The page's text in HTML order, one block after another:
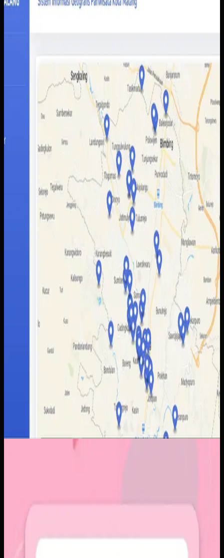
Informasi destinasi wisata tersebar di berbagai sumber
dengan kualitas data yang tidak selalu konsisten.
Akibatnya wisatawan sulit membandingkan pilihan,
sementara pengelola daerah kesulitan menampilkan
potensi wisata secara lebih utuh.
Kami membangun peta interaktif berbasis web dengan
data lokasi, kategori destinasi, dan detail tempat yang
lebih mudah dibaca pengguna. Admin juga mendapatkan
alur pengelolaan data yang lebih rapi untuk memperbarui
informasi wisata tanpa bergantung pada banyak kanal
Baca studi kasus
Sebelumnya
Platform sosial umum sering membuat momen personal
tenggelam di antara konten publik, iklan, dan tekanan
untuk selalu tampil sempurna. Pengguna membutuhkan